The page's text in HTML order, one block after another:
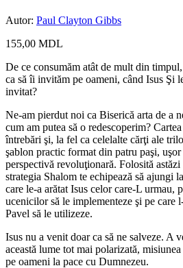
Autor: Paul Clayton Gibbs
155,00 MDL
De ce consumăm atât de mult din
ca să îi invităm pe oameni, când Isus Şi
invitat?
Ne-am pierdut noi ca Biserică arta de a
cum am putea să o redescoperim?
întrebări şi, la fel ca celelalte cărţi ale
şablon practic format din patru paşi,
perspectivă revoluţionară. Folosită
strategia Shalom te echipează să ajungi
care le-a arătat Isus celor care-L urmau,
ucenicilor să le implementeze şi pe care
Pavel să le utilizeze.
Isus nu a venit doar ca să ne salveze. A
această lume tot mai polarizată,
pe oameni la pace cu Dumnezeu.